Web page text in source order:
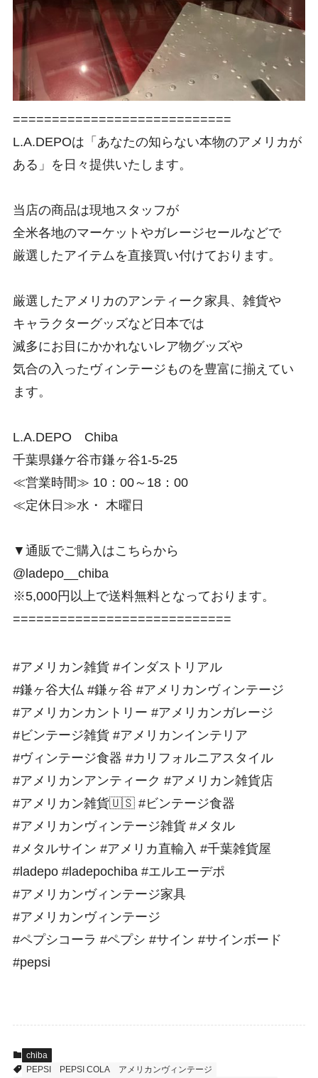
============================
L.A.DEPOは「あなたの知らない本物のアメリカが
ある」を日々提供いたします。
当店の商品は現地スタッフが
全米各地のマーケットやガレージセールなどで
厳選したアイテムを直接買い付けております。
厳選したアメリカのアンティーク家具、雑貨や
キャラクターグッズなど日本では
滅多にお目にかかれないレア物グッズや
気合の入ったヴィンテージものを豊富に揃えてい
ます。
L.A.DEPO Chiba
千葉県鎌ケ谷市鎌ヶ谷1-5-25
≪営業時間≫ 10：00～18：00
≪定休日≫水・ 木曜日
▼通販でご購入はこちらから
@ladepo__chiba
※5,000円以上で送料無料となっております。
============================
#アメリカン雑貨 #インダストリアル
#鎌ヶ谷大仏 #鎌ヶ谷 #アメリカンヴィンテージ
#アメリカンカントリー #アメリカンガレージ
#ビンテージ雑貨 #アメリカンインテリア
#ヴィンテージ食器 #カリフォルニアスタイル
#アメリカンアンティーク #アメリカン雑貨店
#アメリカン雑貨🇺🇸 #ビンテージ食器
#アメリカンヴィンテージ雑貨 #メタル
#メタルサイン #アメリカ直輸入 #千葉雑貨屋
#ladepo #ladepochiba #エルエーデポ
#アメリカンヴィンテージ家具
#アメリカンヴィンテージ
#ペプシコーラ #ペプシ #サイン #サインボード
#pepsi
chiba
PEPSI
PEPSI COLA
アメリカンヴィンテージ